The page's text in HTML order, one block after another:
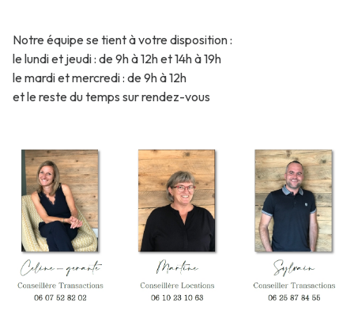
agence
contact
Notre équipe se tient à votre disposition :
le lundi et jeudi : de 9h à 12h et 14h à 19h
le mardi et mercredi : de 9h à 12h
et le reste du temps sur rendez-vous